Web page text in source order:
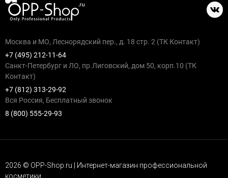
Москва и МО, Леснорядский пер., д. 18 стр. 2 (ТК Контакт)
+7 (495) 212-11-64
Санкт-Петербург и ЛО, пр.Лиговский, дом 50, корп.10 (ТК
Контакт)
+7 (812) 313-29-92
Вся Россия, Бесплатный звонок
8 (800) 555-29-93
2026 © OPP-Shop.ru | Интернет-магазин профессиональной
косметики